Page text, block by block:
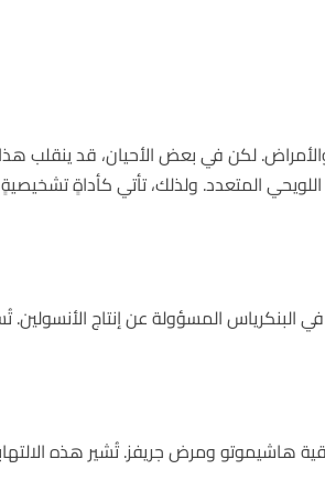
لكن في بعض الأحيان، قد ينقلب
المتعدد. ولذلك، تأتي كأداةٍ
خلايا بيتا في البنكرياس المسؤولة عن
هاشيموتو ومرض جريفز. تُشير هذه